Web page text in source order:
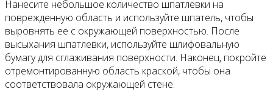
Нанесите небольшое количество шпатлевки на
поврежденную область и используйте шпатель, чтобы
выровнять ее с окружающей поверхностью. После
высыхания шпатлевки, используйте шлифовальную
бумагу для сглаживания поверхности. Наконец, покройте
отремонтированную область краской, чтобы она
соответствовала окружающей стене.